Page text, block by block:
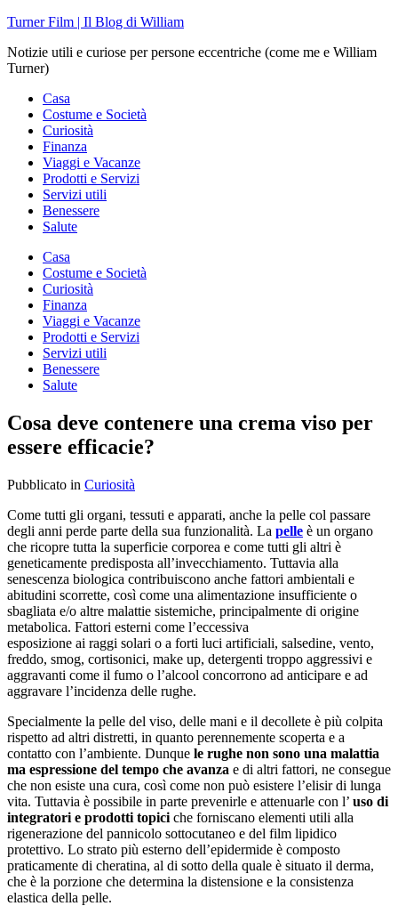
Skip
content
Turner Film | Il Blog di William
Notizie utili e curiose per persone eccentriche (come me e William
Turner)
Casa
Costume e Società
Curiosità
Finanza
Viaggi e Vacanze
Prodotti e Servizi
Servizi utili
Benessere
Salute
Casa
Costume e Società
Curiosità
Finanza
Viaggi e Vacanze
Prodotti e Servizi
Servizi utili
Benessere
Salute
Cosa deve contenere una crema viso per
essere efficacie?
Pubblicato in Curiosità
Come tutti gli organi, tessuti e apparati, anche la pelle col passare
degli anni perde parte della sua funzionalità. La pelle è un organo
che ricopre tutta la superficie corporea e come tutti gli altri è
geneticamente predisposta all’invecchiamento. Tuttavia alla
senescenza biologica contribuiscono anche fattori ambientali e
abitudini scorrette, così come una alimentazione insufficiente o
sbagliata e/o altre malattie sistemiche, principalmente di origine
metabolica. Fattori esterni come l’eccessiva
esposizione ai raggi solari o a forti luci artificiali, salsedine, vento,
freddo, smog, cortisonici, make up, detergenti troppo aggressivi e
aggravanti come il fumo o l’alcool concorrono ad anticipare e ad
aggravare l’incidenza delle rughe.
Specialmente la pelle del viso, delle mani e il decollete è più colpita
rispetto ad altri distretti, in quanto perennemente scoperta e a
contatto con l’ambiente. Dunque le rughe non sono una malattia
ma espressione del tempo che avanza e di altri fattori, ne consegue
che non esiste una cura, così come non può esistere l’elisir di lunga
vita. Tuttavia è possibile in parte prevenirle e attenuarle con l’ uso di
integratori e prodotti topici che forniscano elementi utili alla
rigenerazione del pannicolo sottocutaneo e del film lipidico
protettivo. Lo strato più esterno dell’epidermide è composto
praticamente di cheratina, al di sotto della quale è situato il derma,
che è la porzione che determina la distensione e la consistenza
elastica della pelle.